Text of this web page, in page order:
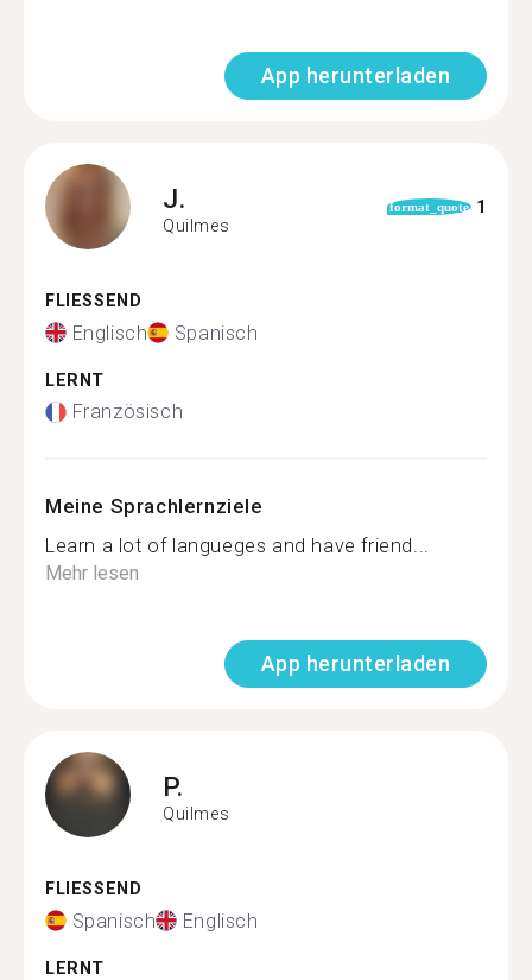
App herunterladen
J.
Quilmes
format_quote 1
FLIESSEND
Englisch Spanisch
LERNT
Französisch
Meine Sprachlernziele
Learn a lot of langueges and have friend...
Mehr lesen
App herunterladen
P.
Quilmes
FLIESSEND
Spanisch Englisch
LERNT